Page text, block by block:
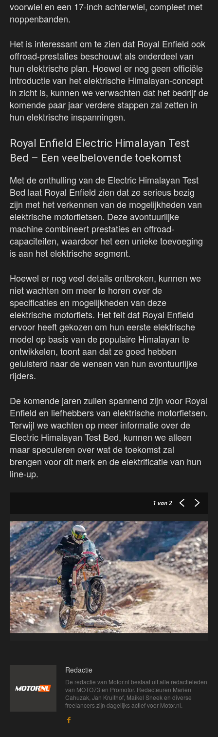
voorwiel en een 17-inch achterwiel, compleet met
noppenbanden.
Het is interessant om te zien dat Royal Enfield ook
offroad-prestaties beschouwt als onderdeel van
hun elektrische plan. Hoewel er nog geen officiële
introductie van het elektrische Himalayan-concept
in zicht is, kunnen we verwachten dat het bedrijf de
komende paar jaar verdere stappen zal zetten in
hun elektrische inspanningen.
Royal Enfield Electric Himalayan Test
Bed – Een veelbelovende toekomst
Met de onthulling van de Electric Himalayan Test
Bed laat Royal Enfield zien dat ze serieus bezig
zijn met het verkennen van de mogelijkheden van
elektrische motorfietsen. Deze avontuurlijke
machine combineert prestaties en offroad-
capaciteiten, waardoor het een unieke toevoeging
is aan het elektrische segment.
Hoewel er nog veel details ontbreken, kunnen we
niet wachten om meer te horen over de
specificaties en mogelijkheden van deze
elektrische motorfiets. Het feit dat Royal Enfield
ervoor heeft gekozen om hun eerste elektrische
model op basis van de populaire Himalayan te
ontwikkelen, toont aan dat ze goed hebben
geluisterd naar de wensen van hun avontuurlijke
rijders.
De komende jaren zullen spannend zijn voor Royal
Enfield en liefhebbers van elektrische motorfietsen.
Terwijl we wachten op meer informatie over de
Electric Himalayan Test Bed, kunnen we alleen
maar speculeren over wat de toekomst zal
brengen voor dit merk en de elektrificatie van hun
line-up.
1 van 2
Redactie
De redactie van Motor.nl bestaat uit alle redactieleden
van MOTO73 en Promotor. Redacteuren Marien
Cahuzak, Jan Kruithof, Maikel Sneek en diverse
freelancers zijn dagelijks actief voor Motor.nl.